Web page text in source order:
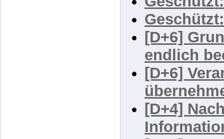
[D+6]
endlich
[D+6]
[D+4]